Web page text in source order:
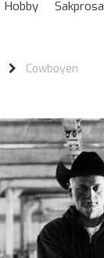
Hobby Sakprosa
Cowboyen